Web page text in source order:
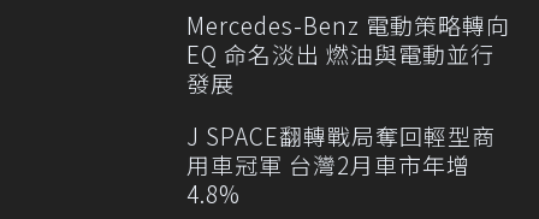
Mercedes-Benz 電動策略轉向
EQ 命名淡出 燃油與電動並行
發展
J SPACE翻轉戰局奪回輕型商
用車冠軍 台灣2月車市年增
4.8%